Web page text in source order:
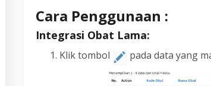
Cara Penggunaan :
Integrasi Obat Lama:
Klik tombol pada data yang